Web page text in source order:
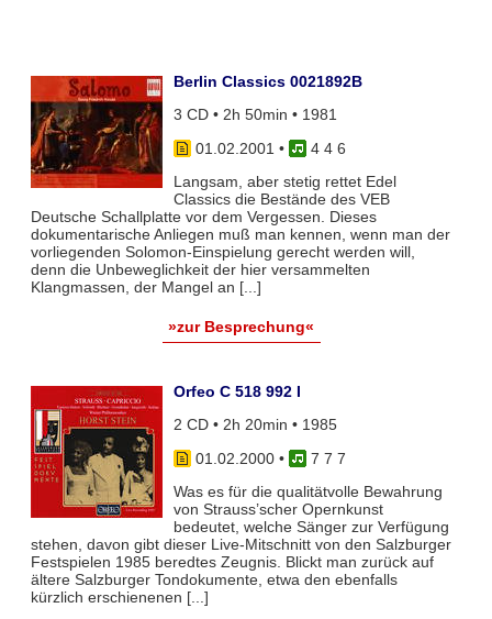
Berlin Classics 0021892B
3 CD • 2h 50min • 1981
01.02.2001 •
4 4 6
Langsam, aber stetig rettet Edel
Classics die Bestände des VEB
Deutsche Schallplatte vor dem Vergessen. Dieses
dokumentarische Anliegen muß man kennen, wenn man der
vorliegenden Solomon-Einspielung gerecht werden will,
denn die Unbeweglichkeit der hier versammelten
Klangmassen, der Mangel an [...]
»zur Besprechung«
Orfeo C 518 992 I
2 CD • 2h 20min • 1985
01.02.2000•
7 7 7
Was es für die qualitätvolle Bewahrung
von Strauss’scher Opernkunst
bedeutet, welche Sänger zur Verfügung
stehen, davon gibt dieser Live-Mitschnitt von den Salzburger
Festspielen 1985 beredtes Zeugnis. Blickt man zurück auf
ältere Salzburger Tondokumente, etwa den ebenfalls
kürzlich erschienenen [...]